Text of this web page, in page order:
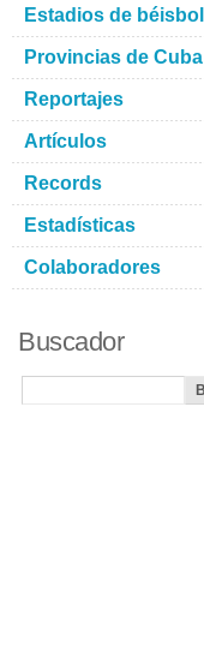
Estadios de béisbol
Provincias de Cuba
Reportajes
Artículos
Records
Estadísticas
Colaboradores
Buscador